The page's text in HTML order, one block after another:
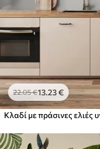
22.05€13 .23€